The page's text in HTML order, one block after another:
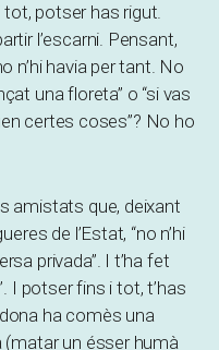
potser has rigut.
l’escarni. Pensant,
n’hi havia per tant. No
una floreta” o “si vas
certes coses”? No ho
amistats que, deixant
de l’Estat, “no n’hi
privada”. I t’ha fet
I potser fins i tot, t’has
ha comès una
un ésser humà